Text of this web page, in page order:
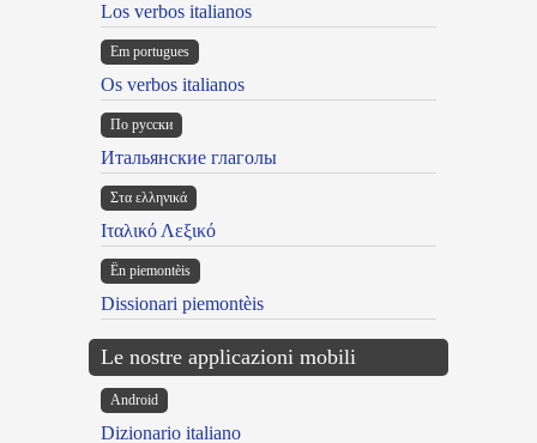
Los verbos italianos
Em portugues
Os verbos italianos
По русски
Итальянские глаголы
Στα ελληνικά
Ιταλικό Λεξικό
Ën piemontèis
Dissionari piemontèis
Le nostre applicazioni mobili
Android
Dizionario italiano